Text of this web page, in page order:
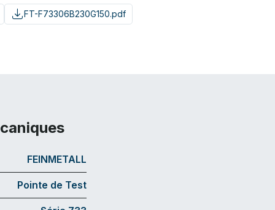
FT-F73306B230G150.pdf
FEINMETALL
Pointe de Test